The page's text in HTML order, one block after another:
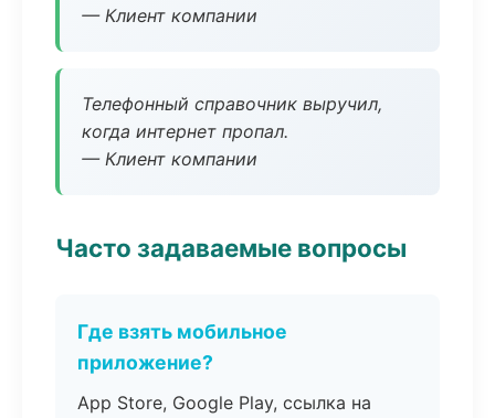
— Клиент компании
Телефонный справочник выручил,
когда интернет пропал.
— Клиент компании
Часто задаваемые вопросы
Где взять мобильное
приложение?
App Store, Google Play, ссылка на